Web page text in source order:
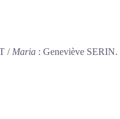
/ Maria : Geneviève SERIN.